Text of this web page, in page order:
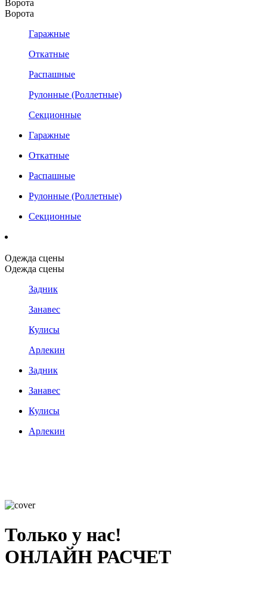
Ворота
Ворота
Гаражные
Откатные
Распашные
Рулонные (Роллетные)
Секционные
Гаражные
Откатные
Распашные
Рулонные (Роллетные)
Секционные
Одежда сцены
Одежда сцены
Задник
Занавес
Кулисы
Арлекин
Задник
Занавес
Кулисы
Арлекин
Только у нас!
ОНЛАЙН РАСЧЕТ